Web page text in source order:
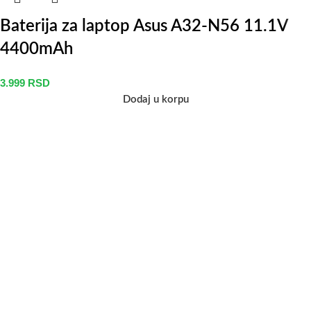
Baterija za laptop Asus A32-N56 11.1V
4400mAh
3.999 RSD
Dodaj u korpu